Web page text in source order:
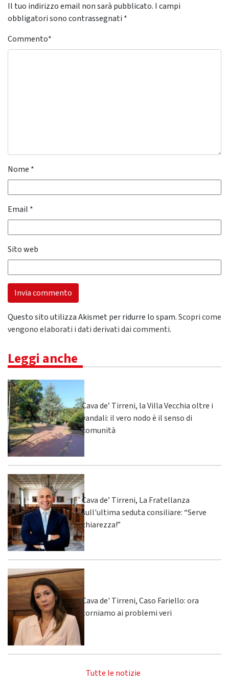
Il tuo indirizzo email non sarà pubblicato. I campi
obbligatori sono contrassegnati *
Commento*
Nome *
Email *
Sito web
Questo sito utilizza Akismet per ridurre lo spam.Scopri come
vengono elaborati i dati derivati dai commenti.
Leggi anche
Cava de’ Tirreni, la Villa Vecchia oltre i
vandali: il vero nodo è il senso di
comunità
Cava de’ Tirreni, La Fratellanza
sull'ultima seduta consiliare: “Serve
chiarezza!”
Cava de' Tirreni, Caso Fariello: ora
torniamo ai problemi veri
Tutte le notizie